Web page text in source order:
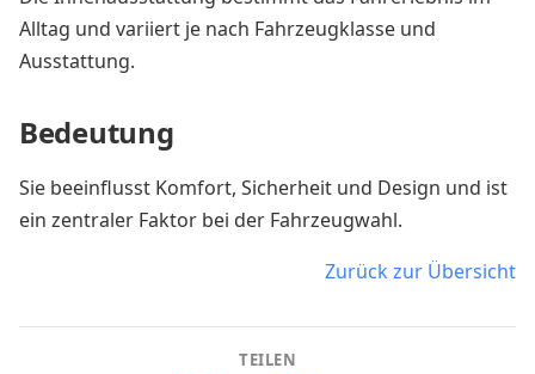
Alltag und variiert je nach Fahrzeugklasse und
Ausstattung.
Bedeutung
Sie beeinflusst Komfort, Sicherheit und Design und ist
ein zentraler Faktor bei der Fahrzeugwahl.
Zurück zur Übersicht
TEILEN